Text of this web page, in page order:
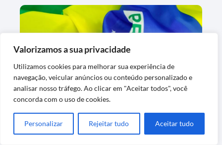
Valorizamos a sua privacidade
Utilizamos cookies para melhorar sua experiência de
navegação, veicular anúncios ou conteúdo personalizado e
analisar nosso tráfego. Ao clicar em "Aceitar todos", você
concorda com o uso de cookies.
Personalizar Rejeitar tudo Aceitar tudo
Sistema de caixas para repetidas Copa
2026 que poupa tempo na troca